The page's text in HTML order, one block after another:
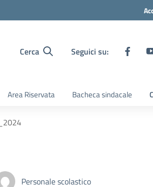
Cerca Seguici su:
Area Riservata Bacheca sindacale
Personale scolastico